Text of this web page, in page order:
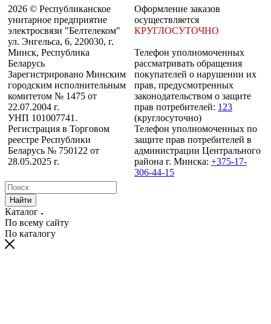
2026 © Республиканское
унитарное предприятие
электросвязи "Белтелеком"
ул. Энгельса, 6, 220030, г.
Минск, Республика
Беларусь
Зарегистрировано Минским
городским исполнительным
комитетом № 1475 от
22.07.2004 г.
УНП 101007741.
Регистрация в Торговом
реестре Республики
Беларусь № 750122 от
28.05.2025 г.
Оформление заказов
осуществляется
КРУГЛОСУТОЧНО
Телефон уполномоченных
рассматривать обращения
покупателей о нарушении их
прав, предусмотренных
законодательством о защите
прав потребителей: 123
(круглосуточно)
Телефон уполномоченных по
защите прав потребителей в
администрации Центрального
района г. Минска: +375-17-
306-44-15
Найти
Каталог
По всему сайту
По каталогу